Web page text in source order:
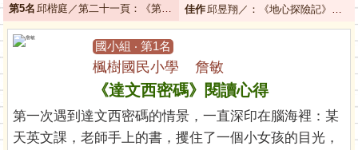
第5名 邱楷庭／第二十一頁：《第二十一頁》讀後感
佳作邱昱翔／：《地心探險記》讀後感
國小組 ‧ 第1名
楓樹國民小學 詹敏
《達文西密碼》閱讀心得
第一次遇到達文西密碼的情景，一直深印在腦海裡：某
天英文課，老師手上的書，攫住了一個小女孩的目光，